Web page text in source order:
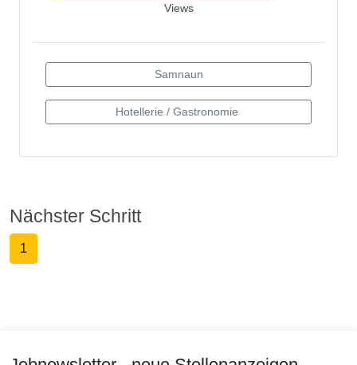
Views
Nächster Schritt
1